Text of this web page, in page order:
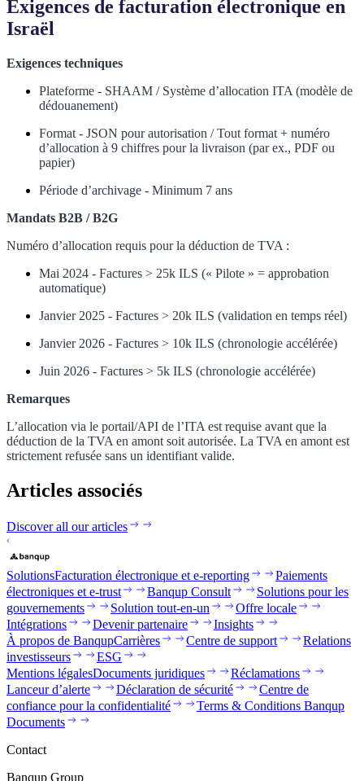
Exigences de facturation électronique en
Israël
Exigences techniques
Plateforme - SHAAM / Système d’allocation ITA (modèle de
dédouanement)
Format - JSON pour autorisation / Tout format + numéro
d’allocation à 9 chiffres pour la livraison (par ex., PDF ou
papier)
Période d’archivage - Minimum 7 ans
Mandats B2B / B2G
Numéro d’allocation requis pour la déduction de TVA :
Mai 2024 - Factures > 25k ILS (« Pilote » = approbation
automatique)
Janvier 2025 - Factures > 20k ILS (validation en temps réel)
Janvier 2026 - Factures > 10k ILS (chronologie accélérée)
Juin 2026 - Factures > 5k ILS (chronologie accélérée)
Remarques
L’allocation via le portail/API de l’ITA est requise avant que la
déduction de la TVA en amont soit autorisée. La TVA en amont est
strictement refusée sans un identifiant valide.
Articles associés
Discover all our articles
SolutionsFacturation électronique et e-reporting
Paiements
électroniques et e-trust
Banqup Consult
Solutions pour les
gouvernements
Solution tout-en-un
Offre locale
Intégrations
Devenir partenaire
Insights
À propos de BanqupCarrières Centre de support
Relations
investisseurs
ESG
Mentions légalesDocuments juridiques
Réclamations
Lanceur d’alerte
Déclaration de sécurité
Centre de
confiance pour la confidentialité
Terms & Conditions Banqup
Documents
Contact
Banqup Group